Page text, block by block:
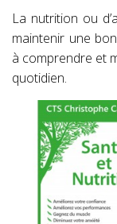
La nutrition ou
maintenir une
à comprendre et
quotidien.